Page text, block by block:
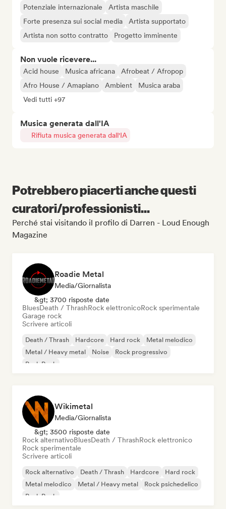
Potenziale internazionale
Artista maschile
Forte presenza sui social media
Artista supportato
Artista non sotto contratto
Progetto imminente
Non vuole ricevere...
Acid house Musica africana
Afrobeat / Afropop
Afro House / Amapiano
Ambient
Musica araba
Vedi tutti +97
Musica generata dall'IA
Rifiuta musica generata dall'IA
Potrebbero piacerti anche questi
curatori/professionisti...
Perché stai visitando il profilo di Darren - Loud Enough
Magazine
Roadie Metal
Media/Giornalista
&gt; 3700 risposte date
BluesDeath / ThrashRock elettronicoRock sperimentale
Garage rock
Scrivere articoli
Death / Thrash Hardcore Hard rock
Metal melodico
Metal / Heavy metal
Noise
Rock progressivo
Punk Rock
Wikimetal
Media/Giornalista
&gt; 3500 risposte date
Rock alternativoBluesDeath / ThrashRock elettronico
Rock sperimentale
Scrivere articoli
Rock alternativo Death / Thrash Hardcore
Hard rock
Metal melodico
Metal / Heavy metal
Rock psichedelico
Punk Rock